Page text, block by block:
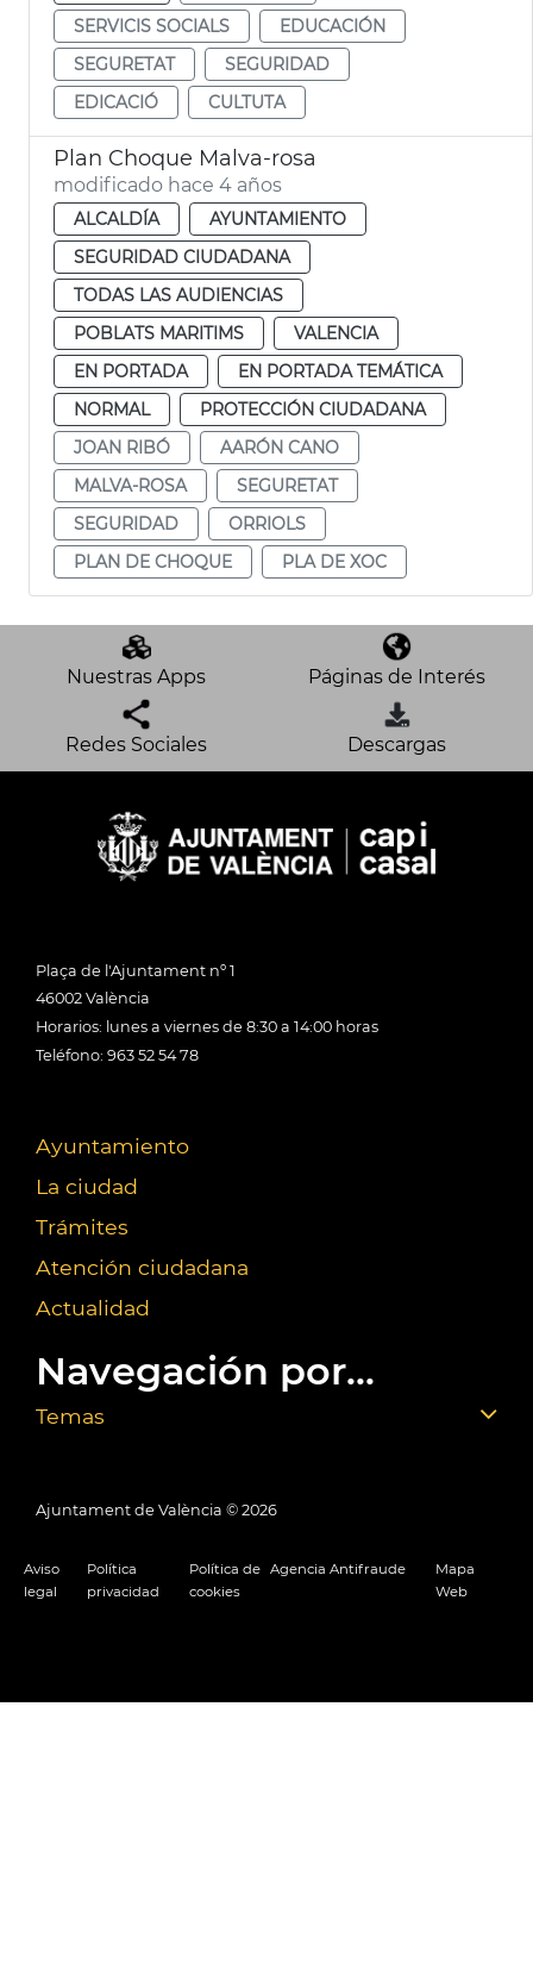
SERVICIS SOCIALS
EDUCACIÓN
SEGURETAT
SEGURIDAD
EDICACIÓ
CULTUTA
Plan Choque Malva-rosa
modificado hace 4 años
ALCALDÍA
AYUNTAMIENTO
SEGURIDAD CIUDADANA
TODAS LAS AUDIENCIAS
POBLATS MARITIMS
VALENCIA
EN PORTADA
EN PORTADA TEMÁTICA
NORMAL
PROTECCIÓN CIUDADANA
JOAN RIBÓ
AARÓN CANO
MALVA-ROSA
SEGURETAT
SEGURIDAD
ORRIOLS
PLAN DE CHOQUE
PLA DE XOC
Nuestras Apps Páginas de Interés
Redes Sociales Descargas
Plaça de l'Ajuntament nº 1
46002 València
Horarios: lunes a viernes de 8:30 a 14:00 horas
Teléfono: 963 52 54 78
Ayuntamiento
La ciudad
Trámites
Atención ciudadana
Actualidad
Navegación por...
Temas
Ajuntament de València © 2026
Aviso
legal
Política
privacidad
Política de
cookies
Agencia Antifraude
Mapa
Web